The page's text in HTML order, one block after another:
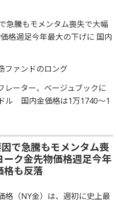
急騰もモメンタム喪失で大幅
格週足今年最大の下げに 国内
ファンドのロング
レーター、ベージュブックに
ル 国内金価格は1万1740～1
で急騰もモメンタム喪
ク金先物価格週足今年
格も反落
格（NY金）は、週初に史上最